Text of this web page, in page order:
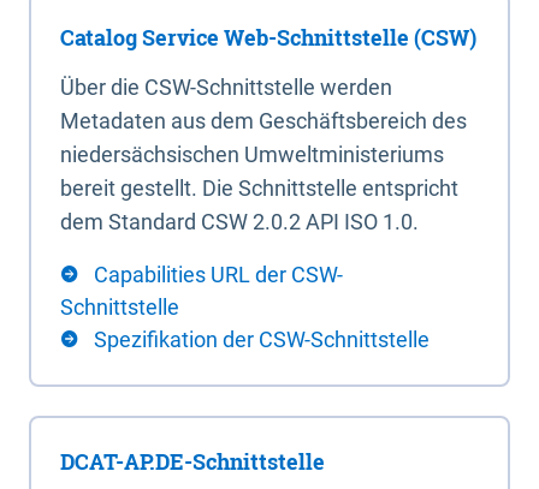
Catalog Service Web-Schnittstelle (CSW)
Über die CSW-Schnittstelle werden
Metadaten aus dem Geschäftsbereich des
niedersächsischen Umweltministeriums
bereit gestellt. Die Schnittstelle entspricht
dem Standard CSW 2.0.2 API ISO 1.0.
Capabilities URL der CSW-
Schnittstelle
Spezifikation der CSW-Schnittstelle
DCAT-AP.DE-Schnittstelle